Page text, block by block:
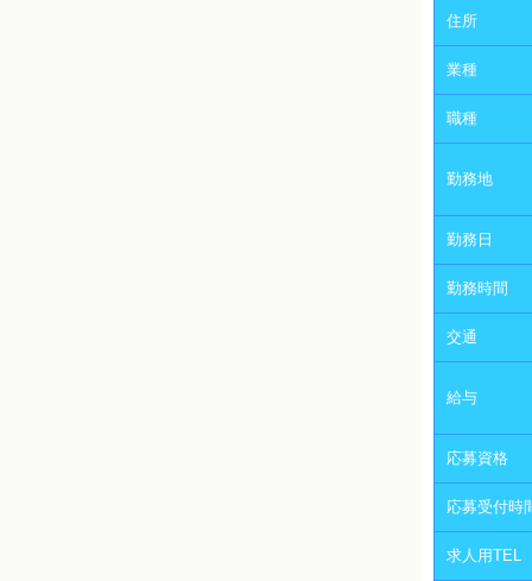
住所
業種
職種
勤務地
勤務日
勤務時間
交通
給与
応募資格
応募受付時
求人用TEL